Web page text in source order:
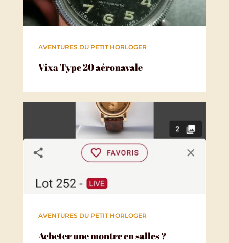
Vixa Type 20 aéronavale
AVENTURES DU PETIT HORLOGER
Acheter une montre en salles ?
AVENTURES DU PETIT HORLOGER